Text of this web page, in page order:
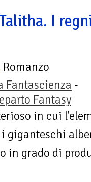
I
| Romanzo
Fantascienza -
Fantasy
in cui
giganteschi
in grado di